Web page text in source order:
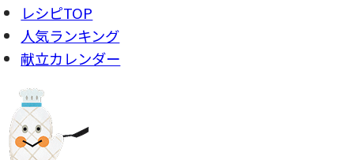
レシピTOP
人気ランキング
献立カレンダー